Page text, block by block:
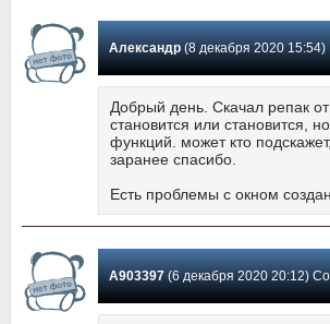
Александр(8 декабря 2020 15:54) Сообщение #114
Добрый день. Скачал репак
становится или становится,
функций. может кто
заранее спасибо.
Есть проблемы с окном
A903397(6 декабря 2020 20:12) Сообщение